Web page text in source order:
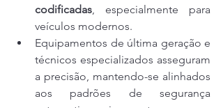
codificadas, especialmente para
veículos modernos.
Equipamentos de última geração e
técnicos especializados asseguram
a precisão, mantendo-se alinhados
aos padrões de segurança